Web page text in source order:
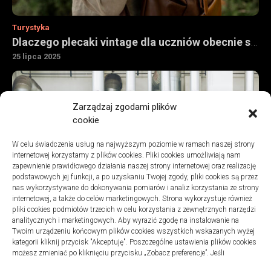
Zarządzaj zgodami plików
cookie
W celu świadczenia usług na najwyższym poziomie w ramach naszej strony
internetowej korzystamy z plików cookies. Pliki cookies umożliwiają nam
zapewnienie prawidłowego działania naszej strony internetowej oraz realizację
podstawowych jej funkcji, a po uzyskaniu Twojej zgody, pliki cookies są przez
nas wykorzystywane do dokonywania pomiarów i analiz korzystania ze strony
internetowej, a także do celów marketingowych. Strona wykorzystuje również
pliki cookies podmiotów trzecich w celu korzystania z zewnętrznych narzędzi
analitycznych i marketingowych. Aby wyrazić zgodę na instalowanie na
Twoim urządzeniu końcowym plików cookies wszystkich wskazanych wyżej
kategorii kliknij przycisk "Akceptuję". Poszczególne ustawienia plików cookies
możesz zmieniać po kliknięciu przycisku „Zobacz preferencje”. Jeśli
Turystyka
25 lipca 2025
Turystyka
Jak znaleźć dobrą firmę do sanitarnych instalacji w szpitalach
20 lipca 2025